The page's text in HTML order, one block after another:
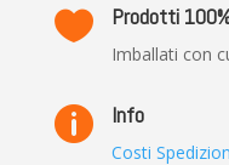
 Prodotti
Imballati con
 Info
Costi